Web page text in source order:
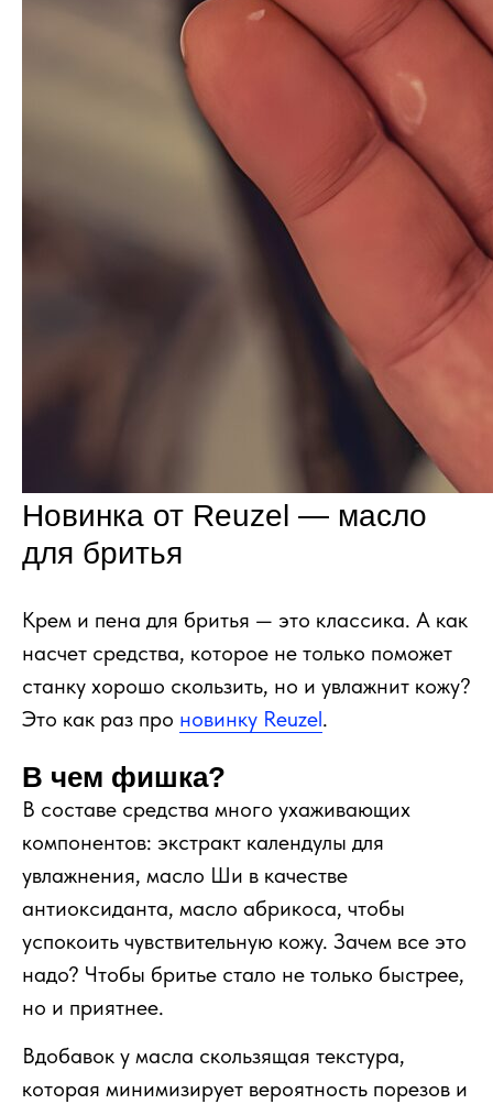
Новинка от Reuzel — масло
для бритья
Крем и пена для бритья — это классика. А как
насчет средства, которое не только поможет
станку хорошо скользить, но и увлажнит кожу?
Это как раз про новинку Reuzel.
В чем фишка?
В составе средства много ухаживающих
компонентов: экстракт календулы для
увлажнения, масло Ши в качестве
антиоксиданта, масло абрикоса, чтобы
успокоить чувствительную кожу. Зачем все это
надо? Чтобы бритье стало не только быстрее,
но и приятнее.
Вдобавок у масла скользящая текстура,
которая минимизирует вероятность порезов и